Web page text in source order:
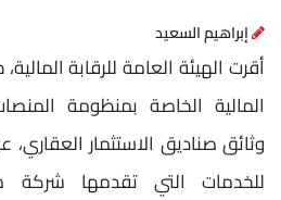
إبراهيم السعيد
أقرت الهيئة العامة للرقابة
المالية الخاصة بمنظومة
وثائق صناديق الاستثمار
للخدمات التي تقدمها شركة